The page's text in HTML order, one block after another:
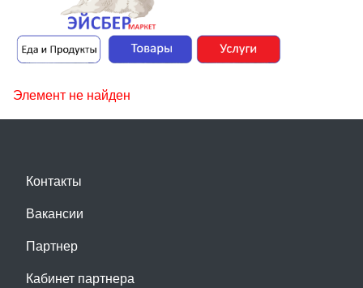
Элемент не найден
Контакты
Вакансии
Партнер
Кабинет партнера